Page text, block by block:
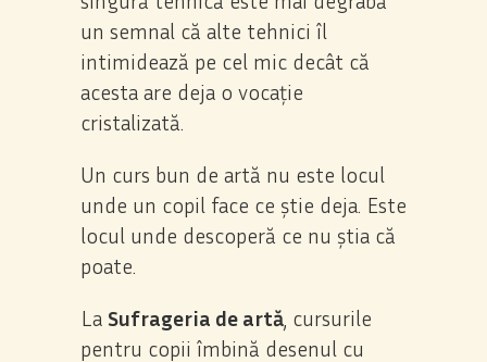
un semnal că alte tehnici îl
intimidează pe cel mic decât că
acesta are deja o vocație
cristalizată.
Un curs bun de artă nu este locul
unde un copil face ce știe deja. Este
locul unde descoperă ce nu știa că
poate.
La Sufrageria de artă , cursurile
pentru copii îmbină desenul cu